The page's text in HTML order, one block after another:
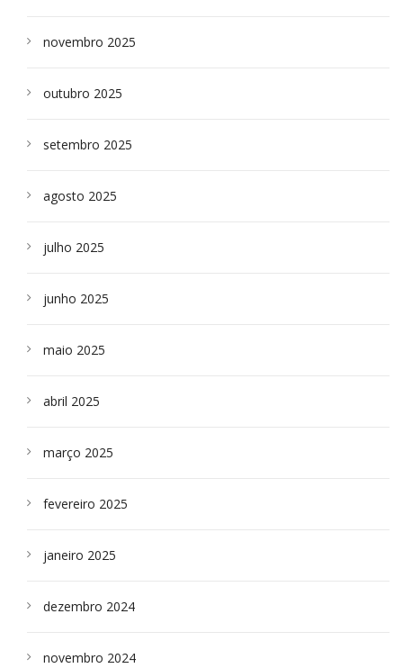
novembro 2025
outubro 2025
setembro 2025
agosto 2025
julho 2025
junho 2025
maio 2025
abril 2025
março 2025
fevereiro 2025
janeiro 2025
dezembro 2024
novembro 2024